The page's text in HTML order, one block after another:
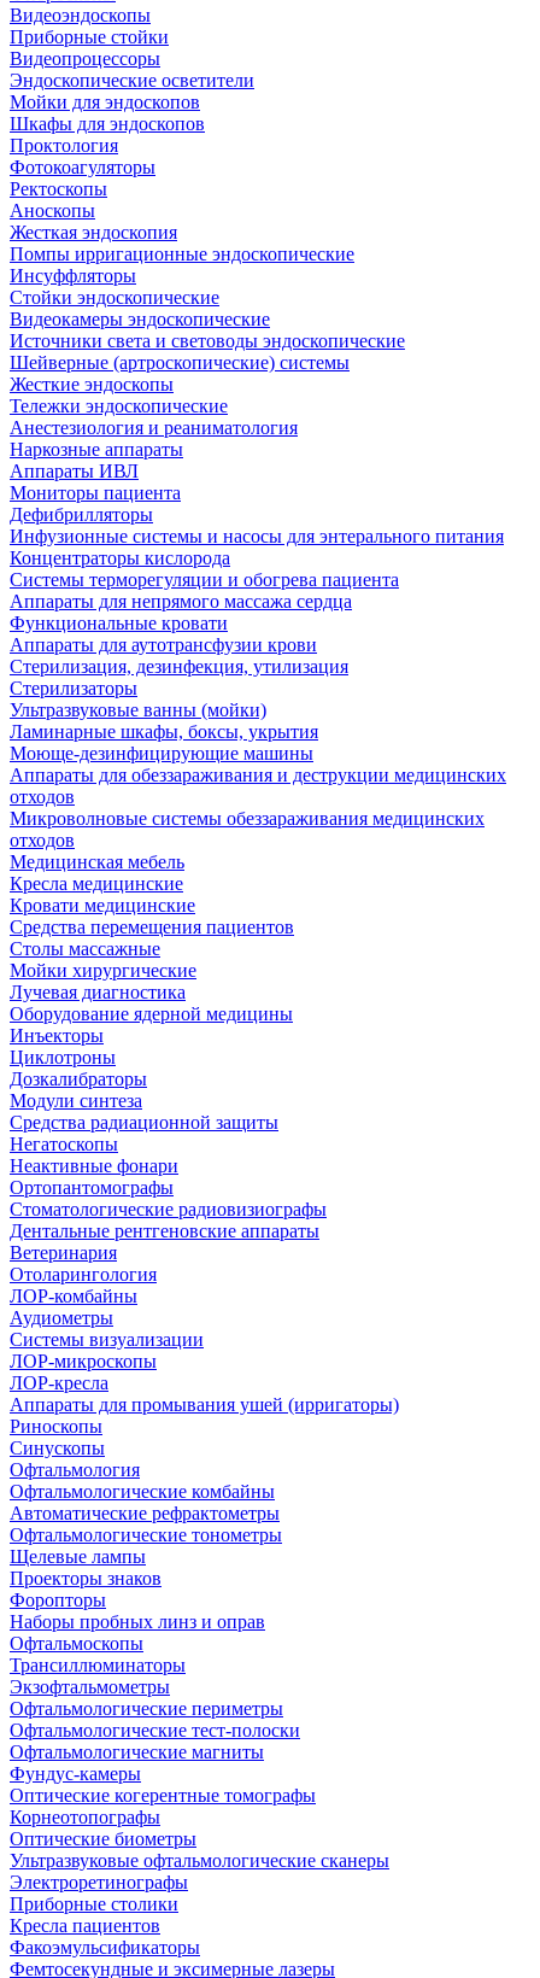
Видеоэндоскопы
Приборные стойки
Видеопроцессоры
Эндоскопические осветители
Мойки для эндоскопов
Шкафы для эндоскопов
Проктология
Фотокоагуляторы
Ректоскопы
Аноскопы
Жесткая эндоскопия
Помпы ирригационные эндоскопические
Инсуффляторы
Стойки эндоскопические
Видеокамеры эндоскопические
Источники света и световоды эндоскопические
Шейверные (артроскопические) системы
Жесткие эндоскопы
Тележки эндоскопические
Анестезиология и реаниматология
Наркозные аппараты
Аппараты ИВЛ
Мониторы пациента
Дефибрилляторы
Инфузионные системы и насосы для энтерального питания
Концентраторы кислорода
Системы терморегуляции и обогрева пациента
Аппараты для непрямого массажа сердца
Функциональные кровати
Аппараты для аутотрансфузии крови
Стерилизация, дезинфекция, утилизация
Стерилизаторы
Ультразвуковые ванны (мойки)
Ламинарные шкафы, боксы, укрытия
Моюще-дезинфицирующие машины
Аппараты для обеззараживания и деструкции медицинских
отходов
Микроволновые системы обеззараживания медицинских
отходов
Медицинская мебель
Кресла медицинские
Кровати медицинские
Средства перемещения пациентов
Столы массажные
Мойки хирургические
Лучевая диагностика
Оборудование ядерной медицины
Инъекторы
Циклотроны
Дозкалибраторы
Модули синтеза
Средства радиационной защиты
Негатоскопы
Неактивные фонари
Ортопантомографы
Стоматологические радиовизиографы
Дентальные рентгеновские аппараты
Ветеринария
Отоларингология
ЛОР-комбайны
Аудиометры
Системы визуализации
ЛОР-микроскопы
ЛОР-кресла
Аппараты для промывания ушей (ирригаторы)
Риноскопы
Синускопы
Офтальмология
Офтальмологические комбайны
Автоматические рефрактометры
Офтальмологические тонометры
Щелевые лампы
Проекторы знаков
Форопторы
Наборы пробных линз и оправ
Офтальмоскопы
Трансиллюминаторы
Экзофтальмометры
Офтальмологические периметры
Офтальмологические тест-полоски
Офтальмологические магниты
Фундус-камеры
Оптические когерентные томографы
Корнеотопографы
Оптические биометры
Ультразвуковые офтальмологические сканеры
Электроретинографы
Приборные столики
Кресла пациентов
Факоэмульсификаторы
Фемтосекундные и эксимерные лазеры